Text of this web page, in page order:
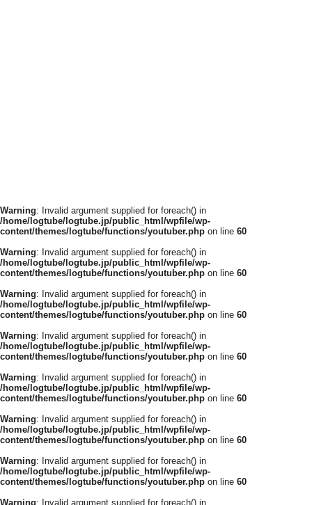
Warning: Invalid argument supplied for foreach() in
/home/logtube/logtube.jp/public_html/wpfile/wp-
content/themes/logtube/functions/youtuber.php on line 60
Warning: Invalid argument supplied for foreach() in
/home/logtube/logtube.jp/public_html/wpfile/wp-
content/themes/logtube/functions/youtuber.php on line 60
Warning: Invalid argument supplied for foreach() in
/home/logtube/logtube.jp/public_html/wpfile/wp-
content/themes/logtube/functions/youtuber.php on line 60
Warning: Invalid argument supplied for foreach() in
/home/logtube/logtube.jp/public_html/wpfile/wp-
content/themes/logtube/functions/youtuber.php on line 60
Warning: Invalid argument supplied for foreach() in
/home/logtube/logtube.jp/public_html/wpfile/wp-
content/themes/logtube/functions/youtuber.php on line 60
Warning: Invalid argument supplied for foreach() in
/home/logtube/logtube.jp/public_html/wpfile/wp-
content/themes/logtube/functions/youtuber.php on line 60
Warning: Invalid argument supplied for foreach() in
/home/logtube/logtube.jp/public_html/wpfile/wp-
content/themes/logtube/functions/youtuber.php on line 60
Warning: Invalid argument supplied for foreach() in